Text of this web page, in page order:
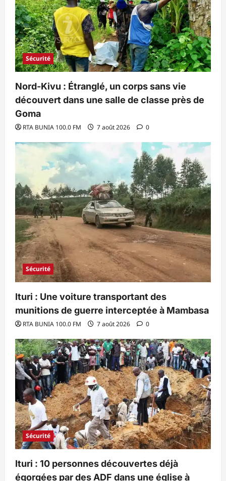
Sécurité
Nord-Kivu : Étranglé, un corps sans vie
découvert dans une salle de classe près de
Goma
RTA BUNIA 100.0 FM 7 août 2026 0
Sécurité
Ituri : Une voiture transportant des
munitions de guerre interceptée à Mambasa
RTA BUNIA 100.0 FM 7 août 2026 0
Sécurité
Ituri : 10 personnes découvertes déjà
égorgées par des ADF dans une église à